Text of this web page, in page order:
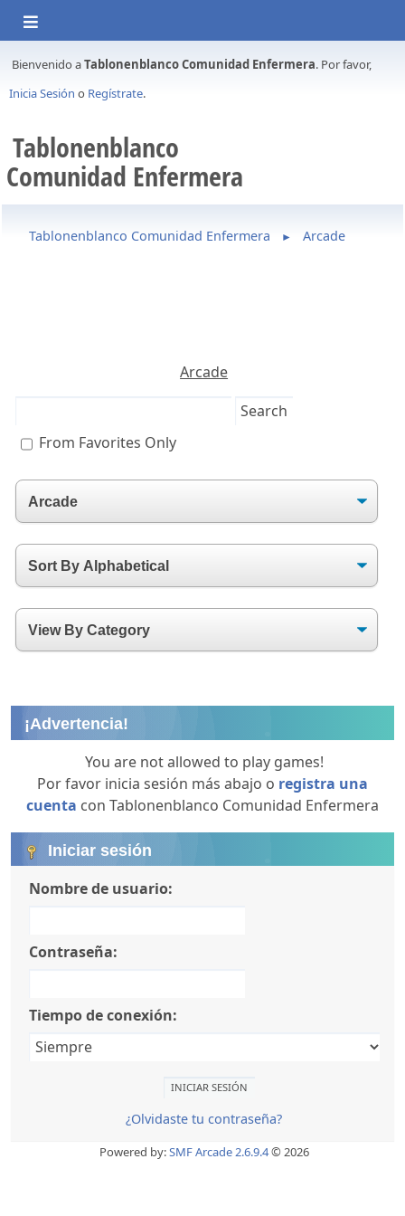
Bienvenido aTablonenblanco Comunidad Enfermera. Por favor,
Inicia Sesión o Regístrate.
Tablonenblanco
Comunidad Enfermera
Tablonenblanco Comunidad Enfermera ► Arcade
Arcade
From Favorites Only
¡Advertencia!
You are not allowed to play games!
Por favor inicia sesión más abajo o registra una
cuenta con Tablonenblanco Comunidad Enfermera
Iniciar sesión
Nombre de usuario:
Contraseña:
Tiempo de conexión:
¿Olvidaste tu contraseña?
Powered by:SMF Arcade 2.6.9.4© 2026